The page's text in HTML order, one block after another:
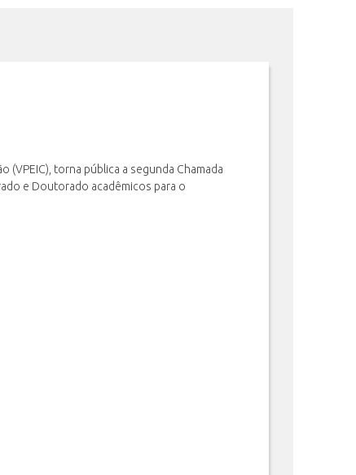
(VPEIC), torna pública a segunda Chamada
e Doutorado acadêmicos para o